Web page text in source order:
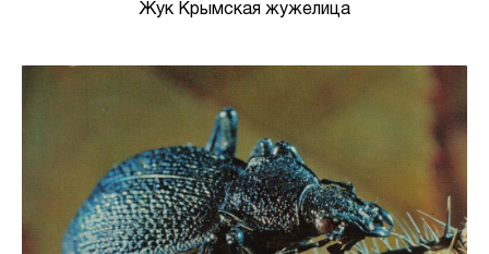
Жук Крымская жужелица